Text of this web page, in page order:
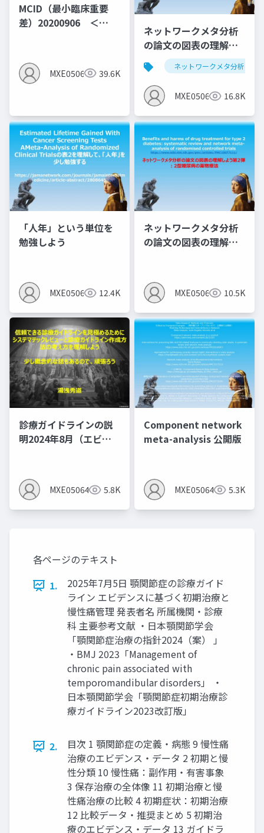
MCID（最小臨床重要
差）20200906 ＜
明となっている＞
MXE05064 39.6K
ネットワークメタ分析
の論文の図表の理解し
よう第1弾：サルコペニ
アと運動のNMA
ネットワークメタ分析
MXE05064 16.8K
「人年」という単位を
勉強しよう
MXE05064 12.4K
ネットワークメタ分析
の論文の図表の理解し
MXE05064 10.5K
診療ガイドラインの説
明2024年8月（エビデ
とMindsの間違いあ
り）
MXE05064 5.8K
Component network
meta-analysis 公開版
MXE05064 5.3K
各ページのテキスト
1.
2025年7⽉5⽇ 顎関節症の診療ガイド
ライン エビデンスに基づく初期治療と
慢性痛管理 発表者名 所属機関‧診療
科 主要参考⽂献 ‧⽇本顎関節学会
「顎関節症治療の指針2024（案） 」
‧BMJ 2023「Management of
chronic pain associated with
temporomandibular disorders」 ‧
⽇本顎関節学会「顎関節症初期治療診
療ガイドライン2023改訂版」
2.
⽬次 1 顎関節症の定義‧病態 9 慢性痛
治療のエビデンス‧データ 2 初期と慢
性分類 10 慢性痛：副作⽤‧有害事象
3 保存治療の全体像 11 初期治療と慢
性痛治療の⽐較 4 初期症状：初期治療
12 ⽐較データ‧推奨まとめ 5 初期治
療のエビデンス‧データ 13 ガイドラ